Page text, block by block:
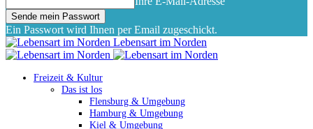
Ein Passwort wird Ihnen per Email zugeschickt.
Lebensart im Norden
Freizeit & Kultur
Das ist los
Flensburg & Umgebung
Hamburg & Umgebung
Kiel & Umgebung